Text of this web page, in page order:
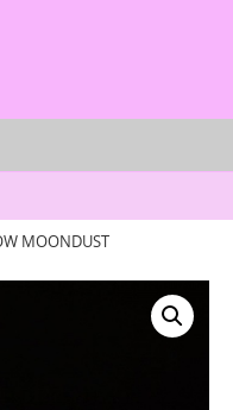
MOONDUST